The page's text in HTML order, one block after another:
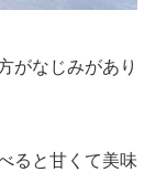
がなじみがあり
ると甘くて美味